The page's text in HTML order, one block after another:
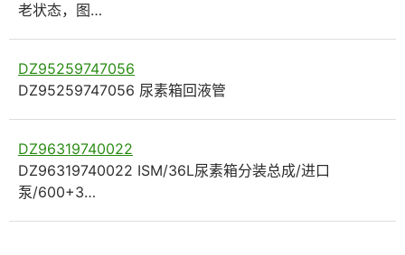
老状态，图…
DZ95259747056
DZ95259747056 尿素箱回液管
DZ96319740022
DZ96319740022 ISM/36L尿素箱分装总成/进口
泵/600+3…